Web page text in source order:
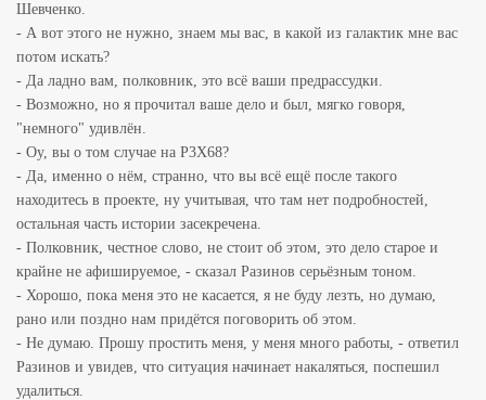
Шевченко.
- А вот этого не нужно, знаем мы вас, в какой из галактик мне вас
потом искать?
- Да ладно вам, полковник, это всё ваши предрассудки.
- Возможно, но я прочитал ваше дело и был, мягко говоря,
"немного" удивлён.
- Оу, вы о том случае на P3X68?
- Да, именно о нём, странно, что вы всё ещё после такого
находитесь в проекте, ну учитывая, что там нет подробностей,
остальная часть истории засекречена.
- Полковник, честное слово, не стоит об этом, это дело старое и
крайне не афишируемое, - сказал Разинов серьёзным тоном.
- Хорошо, пока меня это не касается, я не буду лезть, но думаю,
рано или поздно нам придётся поговорить об этом.
- Не думаю. Прошу простить меня, у меня много работы, - ответил
Разинов и увидев, что ситуация начинает накаляться, поспешил
удалиться.